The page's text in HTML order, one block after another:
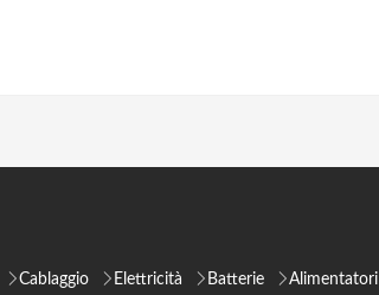
Cablaggio Elettricità Batterie Alimentatori